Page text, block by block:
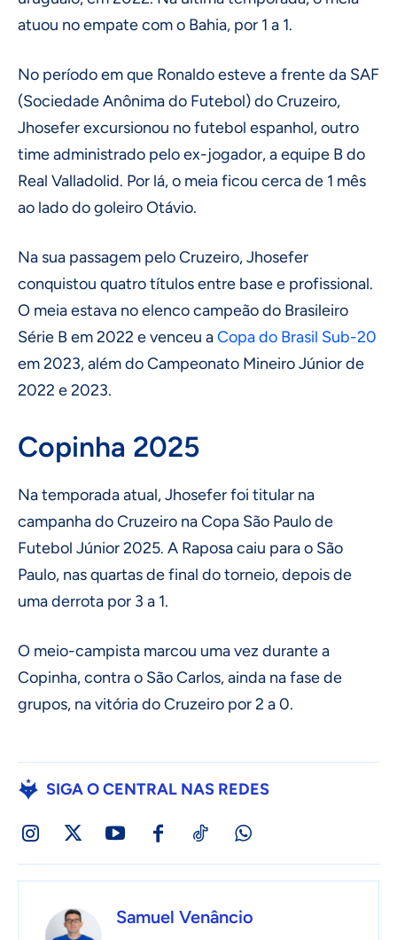
atuou no empate com o Bahia, por 1 a 1.
No período em que Ronaldo esteve a frente da SAF
(Sociedade Anônima do Futebol) do Cruzeiro,
Jhosefer excursionou no futebol espanhol, outro
time administrado pelo ex-jogador, a equipe B do
Real Valladolid. Por lá, o meia ficou cerca de 1 mês
ao lado do goleiro Otávio.
Na sua passagem pelo Cruzeiro, Jhosefer
conquistou quatro títulos entre base e profissional.
O meia estava no elenco campeão do Brasileiro
Série B em 2022 e venceu aCopa do Brasil Sub-20
em 2023, além do Campeonato Mineiro Júnior de
2022 e 2023.
Copinha 2025
Na temporada atual, Jhosefer foi titular na
campanha do Cruzeiro na Copa São Paulo de
Futebol Júnior 2025. A Raposa caiu para o São
Paulo, nas quartas de final do torneio, depois de
uma derrota por 3 a 1.
O meio-campista marcou uma vez durante a
Copinha, contra o São Carlos, ainda na fase de
grupos, na vitória do Cruzeiro por 2 a 0.
SIGA O CENTRAL NAS REDES
Samuel Venâncio